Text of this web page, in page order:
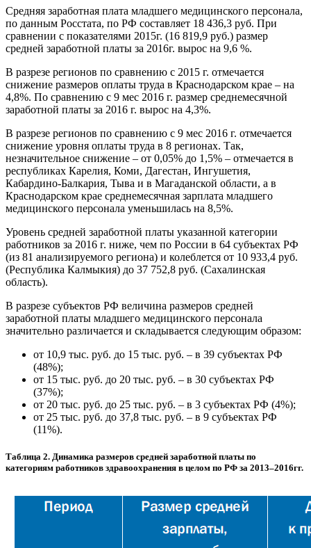
Средняя заработная плата младшего медицинского персонала,
по данным Росстата, по РФ составляет 18 436,3 руб. При
сравнении с показателями 2015г. (16 819,9 руб.) размер
средней заработной платы за 2016г. вырос на 9,6 %.
В разрезе регионов по сравнению с 2015 г. отмечается
снижение размеров оплаты труда в Краснодарском крае – на
4,8%. По сравнению с 9 мес 2016 г. размер среднемесячной
заработной платы за 2016 г. вырос на 4,3%.
В разрезе регионов по сравнению с 9 мес 2016 г. отмечается
снижение уровня оплаты труда в 8 регионах. Так,
незначительное снижение – от 0,05% до 1,5% – отмечается в
республиках Карелия, Коми, Дагестан, Ингушетия,
Кабардино-Балкария, Тыва и в Магаданской области, а в
Краснодарском крае среднемесячная зарплата младшего
медицинского персонала уменьшилась на 8,5%.
Уровень средней заработной платы указанной категории
работников за 2016 г. ниже, чем по России в 64 субъектах РФ
(из 81 анализируемого региона) и колеблется от 10 933,4 руб.
(Республика Калмыкия) до 37 752,8 руб. (Сахалинская
область).
В разрезе субъектов РФ величина размеров средней
заработной платы младшего медицинского персонала
значительно различается и складывается следующим образом:
от 10,9 тыс. руб. до 15 тыс. руб. – в 39 субъектах РФ
(48%);
от 15 тыс. руб. до 20 тыс. руб. – в 30 субъектах РФ
(37%);
от 20 тыс. руб. до 25 тыс. руб. – в 3 субъектах РФ (4%);
от 25 тыс. руб. до 37,8 тыс. руб. – в 9 субъектах РФ
(11%).
Таблица 2. Динамика размеров средней заработной платы по
категориям работников здравоохранения в целом по РФ за 2013–2016гг.